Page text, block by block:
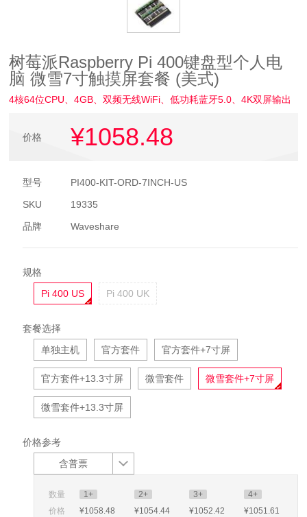
树莓派Raspberry Pi 400键盘型个人电
脑 微雪7寸触摸屏套餐 (美式)
4核64位CPU、4GB、双频无线WiFi、低功耗蓝牙5.0、4K双屏输出
价格 ¥1058.48
型号
PI400-KIT-ORD-7INCH-US
SKU
19335
品牌
Waveshare
规格
Pi 400 US
Pi 400 UK
套餐选择
单独主机
官方套件 官方套件+7寸屏
官方套件+13.3寸屏 微雪套件 微雪套件+7寸屏
微雪套件+13.3寸屏
价格参考
含普票
数量 1+ 2+ 3+
4+
价格
¥1058.48 ¥1054.44 ¥1052.42 ¥1051.61